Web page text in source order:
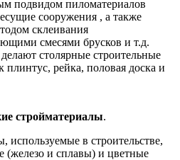
подвидом пиломатериалов
сооружения , а также
склеивания
смесями брусков и т.д.
столярные строительные
плинтус, рейка, половая доска и
стройматериалы.
используемые в строительстве,
(железо и сплавы) и цветные